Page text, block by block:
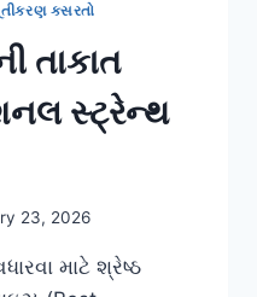
કસરતો
તાકાત
સ્ટ્રેન્થ
23, 2026
માટે શ્રેષ્ઠ